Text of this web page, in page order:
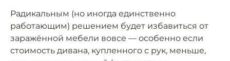
Радикальным (но иногда единственно
работающим) решением будет избавиться от
заражённой мебели вовсе — особенно если
стоимость дивана, купленного с рук, меньше,